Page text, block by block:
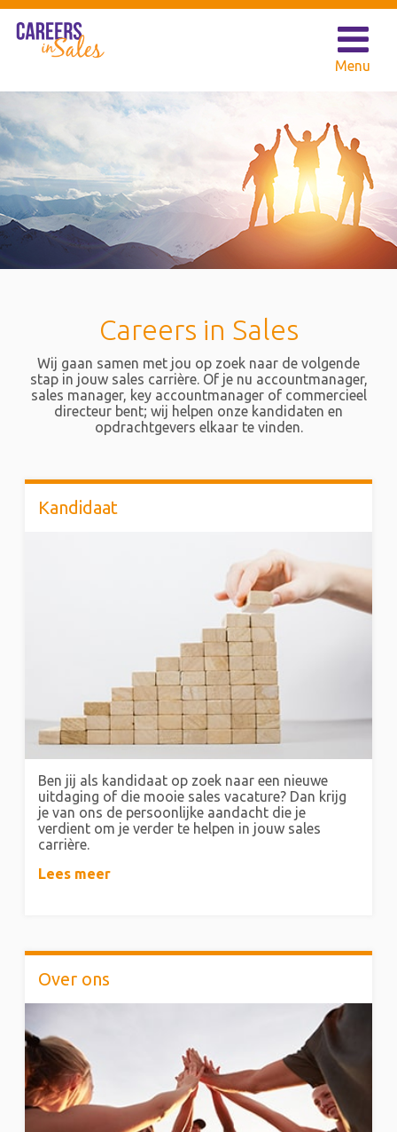
Careers in Sales
Wij gaan samen met jou op zoek naar de volgende
stap in jouw sales carrière. Of je nu accountmanager,
sales manager, key accountmanager of commercieel
directeur bent; wij helpen onze kandidaten en
opdrachtgevers elkaar te vinden.
Kandidaat
Ben jij als kandidaat op zoek naar een nieuwe
uitdaging of die mooie sales vacature? Dan krijg
je van ons de persoonlijke aandacht die je
verdient om je verder te helpen in jouw sales
carrière.
Lees meer
Over ons